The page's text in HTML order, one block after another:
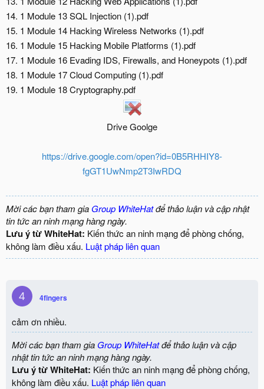
14. 1 Module 13 SQL Injection (1).pdf
15. 1 Module 14 Hacking Wireless Networks (1).pdf
16. 1 Module 15 Hacking Mobile Platforms (1).pdf
17. 1 Module 16 Evading IDS, Firewalls, and Honeypots (1).pdf
18. 1 Module 17 Cloud Computing (1).pdf
19. 1 Module 18 Cryptography.pdf
Drive Goolge
https://drive.google.com/open?id=0B5RHHIY8-
fgGT1UwNmp2T3IwRDQ
Mời các bạn tham gia Group WhiteHatđể thảo luận và cập nhật
tin tức an ninh mạng hàng ngày.
Lưu ý từ WhiteHat: Kiến thức an ninh mạng để phòng chống,
không làm điều xấu. Luật pháp liên quan
4 4fingers
cảm ơn nhiều.
Mời các bạn tham gia Group WhiteHatđể thảo luận và cập
nhật tin tức an ninh mạng hàng ngày.
Lưu ý từ WhiteHat: Kiến thức an ninh mạng để phòng chống,
không làm điều xấu. Luật pháp liên quan